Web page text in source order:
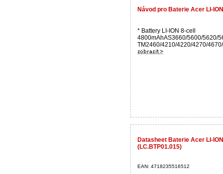
Návod pro Baterie Acer LI-
* Battery LI-ION 8-cell
4800mAhAS3660/5600/5620/
TM2460/4210/4220/4270/
Datasheet Baterie Acer LI-
(LC.BTP01.015)
EAN: 4718235516512